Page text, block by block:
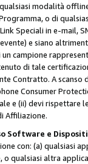
modalità
o di
Speciali in e-mail,
e siano
campione
di tale
Contratto. A
Consumer
e (ii) devi
Affiliazione.
Software e
con: (a)
qualsiasi altra